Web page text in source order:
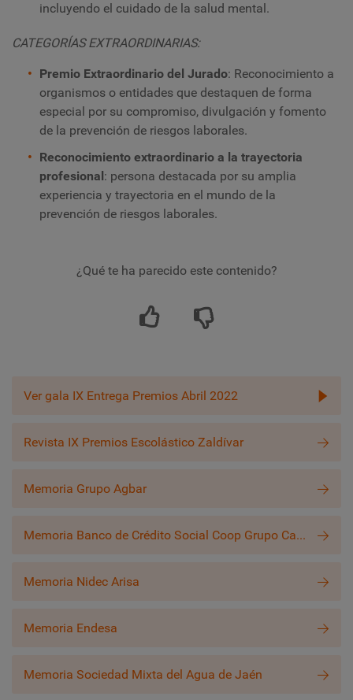
incluyendo el cuidado de la salud mental.
CATEGORÍAS EXTRAORDINARIAS:
Premio Extraordinario del Jurado: Reconocimiento a
organismos o entidades que destaquen de forma
especial por su compromiso, divulgación y fomento
de la prevención de riesgos laborales.
Reconocimiento extraordinario a la trayectoria
profesional: persona destacada por su amplia
experiencia y trayectoria en el mundo de la
prevención de riesgos laborales.
¿Qué te ha parecido este contenido?
Ver gala IX Entrega Premios Abril 2022
Revista IX Premios Escolástico Zaldívar
Memoria Grupo Agbar
Memoria Banco de Crédito Social Coop Grupo Cajamar
Memoria Nidec Arisa
Memoria Endesa
Memoria Sociedad Mixta del Agua de Jaén